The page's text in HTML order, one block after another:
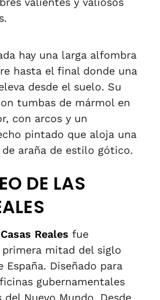
hay una larga alfombra
hasta el final donde una
desde el suelo. Su
tumbas de mármol en
con arcos y un
pintado que aloja una
araña de estilo gótico.
DE LAS
Reales fue
mitad del siglo
España. Diseñado para
gubernamentales